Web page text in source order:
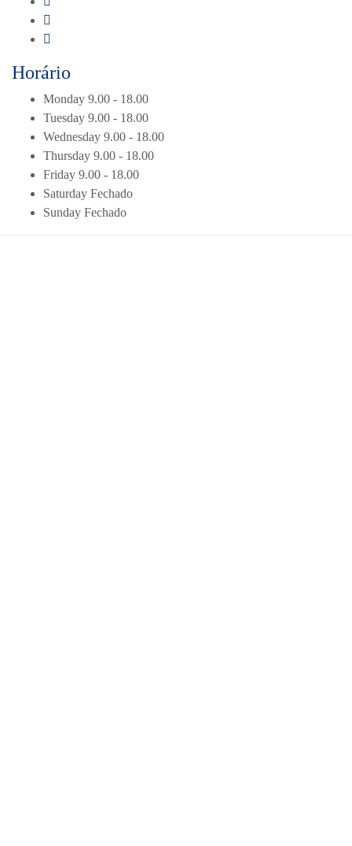
Horário
Monday 9.00 - 18.00
Tuesday 9.00 - 18.00
Wednesday 9.00 - 18.00
Thursday 9.00 - 18.00
Friday 9.00 - 18.00
Saturday Fechado
Sunday Fechado